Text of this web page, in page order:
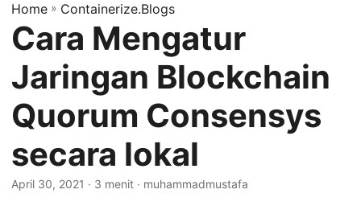
e
n
v
i
g
a
t
i
Home » Containerize.Blogs
Cara Mengatur
Jaringan Blockchain
Quorum Consensys
secara lokal
April 30, 2021 · 3 menit · muhammadmustafa